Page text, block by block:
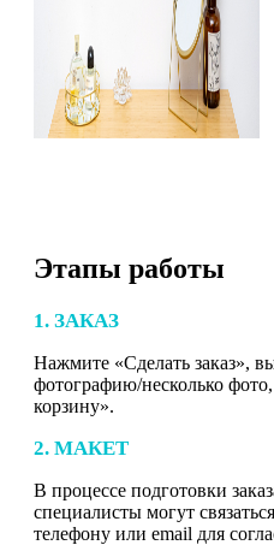
Этапы работы
1. ЗАКАЗ
Нажмите «Сделать заказ»,
фотографию/несколько
корзину».
2. МАКЕТ
В процессе подготовки
специалисты могут
телефону или email для